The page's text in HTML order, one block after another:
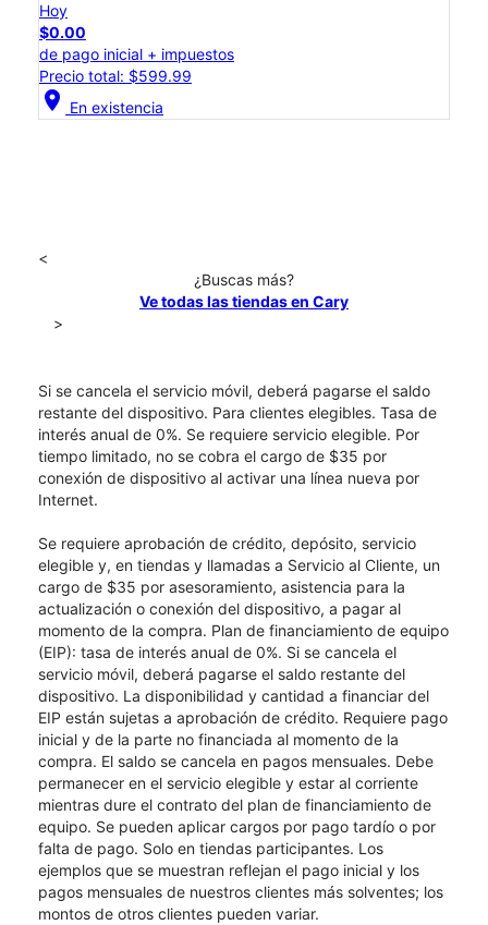
Hoy
$0.00
de pago inicial + impuestos
Precio total: $599.99
location_on En existencia
<
¿Buscas más?
Ve todas las tiendas en Cary
>
Si se cancela el servicio móvil, deberá pagarse el saldo
restante del dispositivo. Para clientes elegibles. Tasa de
interés anual de 0%. Se requiere servicio elegible. Por
tiempo limitado, no se cobra el cargo de $35 por
conexión de dispositivo al activar una línea nueva por
Internet.
Se requiere aprobación de crédito, depósito, servicio
elegible y, en tiendas y llamadas a Servicio al Cliente, un
cargo de $35 por asesoramiento, asistencia para la
actualización o conexión del dispositivo, a pagar al
momento de la compra. Plan de financiamiento de equipo
(EIP): tasa de interés anual de 0%. Si se cancela el
servicio móvil, deberá pagarse el saldo restante del
dispositivo. La disponibilidad y cantidad a financiar del
EIP están sujetas a aprobación de crédito. Requiere pago
inicial y de la parte no financiada al momento de la
compra. El saldo se cancela en pagos mensuales. Debe
permanecer en el servicio elegible y estar al corriente
mientras dure el contrato del plan de financiamiento de
equipo. Se pueden aplicar cargos por pago tardío o por
falta de pago. Solo en tiendas participantes. Los
ejemplos que se muestran reflejan el pago inicial y los
pagos mensuales de nuestros clientes más solventes; los
montos de otros clientes pueden variar.